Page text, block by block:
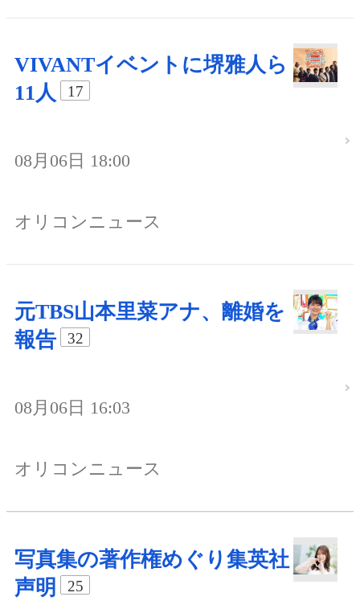
VIVANTイベントに堺雅人ら
11人
17
08月06日 18:00
オリコンニュース
元TBS山本里菜アナ、離婚を
報告
32
08月06日 16:03
オリコンニュース
写真集の著作権めぐり集英社
声明
25